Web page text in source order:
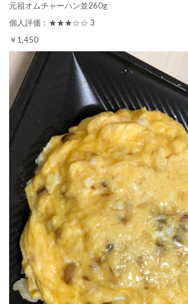
元祖オムチャーハン並260g
個人評価：★★★☆☆ 3
￥1,450